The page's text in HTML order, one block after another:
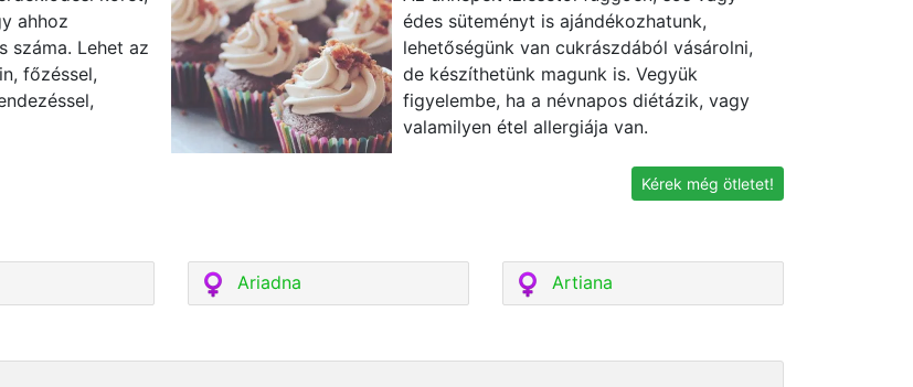
ahhoz
száma. Lehet az
főzéssel,
édes süteményt is ajándékozhatunk,
lehetőségünk van cukrászdából vásárolni,
de készíthetünk magunk is. Vegyük
figyelembe, ha a névnapos diétázik, vagy
valamilyen étel allergiája van.
Kérek még ötletet!
Ariadna Artiana